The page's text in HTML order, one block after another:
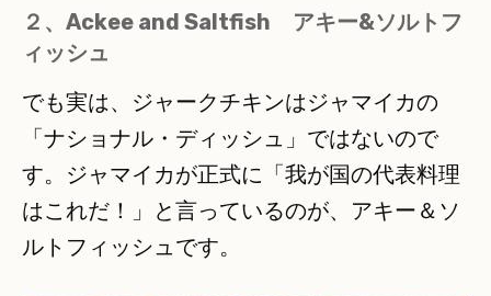
２、Ackee and Saltfish アキー&ソルトフ
ィッシュ
でも実は、ジャークチキンはジャマイカの
「ナショナル・ディッシュ」ではないので
す。ジャマイカが正式に「我が国の代表料理
はこれだ！」と言っているのが、アキー＆ソ
ルトフィッシュです。